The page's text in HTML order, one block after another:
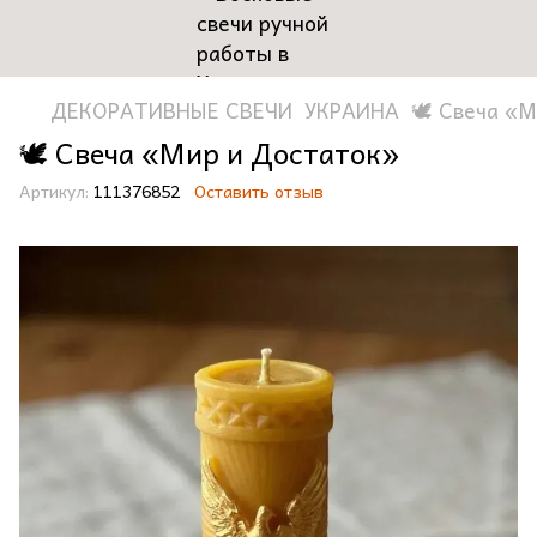
ДЕКОРАТИВНЫЕ СВЕЧИ УКРАИНА 🕊️ Свеча
🕊️ Свеча «Мир и Достаток»
Артикул: 111376852 Оставить отзыв